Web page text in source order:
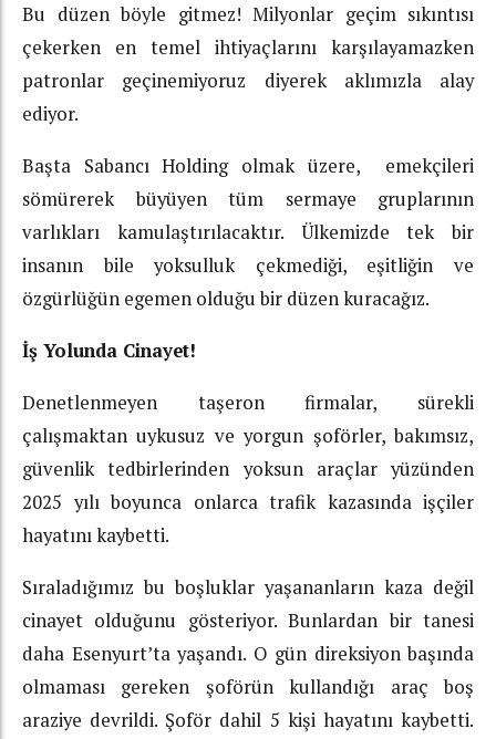
Bu düzen böyle gitmez! Milyonlar geçim sıkıntısı
çekerken en temel ihtiyaçlarını karşılayamazken
patronlar geçinemiyoruz diyerek aklımızla alay
ediyor.
Başta Sabancı Holding olmak üzere, emekçileri
sömürerek büyüyen tüm sermaye gruplarının
varlıkları kamulaştırılacaktır. Ülkemizde tek bir
insanın bile yoksulluk çekmediği, eşitliğin ve
özgürlüğün egemen olduğu bir düzen kuracağız.
İş Yolunda Cinayet!
Denetlenmeyen taşeron firmalar, sürekli
çalışmaktan uykusuz ve yorgun şoförler, bakımsız,
güvenlik tedbirlerinden yoksun araçlar yüzünden
2025 yılı boyunca onlarca trafik kazasında işçiler
hayatını kaybetti.
Sıraladığımız bu boşluklar yaşananların kaza değil
cinayet olduğunu gösteriyor. Bunlardan bir tanesi
daha Esenyurt’ta yaşandı. O gün direksiyon başında
olmaması gereken şoförün kullandığı araç boş
araziye devrildi. Şoför dahil 5 kişi hayatını kaybetti.